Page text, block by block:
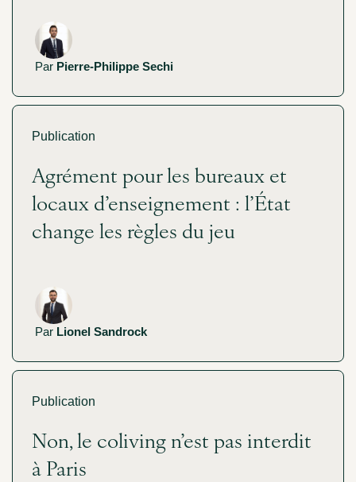
Par Pierre-Philippe Sechi
Publication
Agrément pour les bureaux et
locaux d’enseignement : l’État
change les règles du jeu
Par Lionel Sandrock
Publication
Non, le coliving n’est pas interdit
à Paris